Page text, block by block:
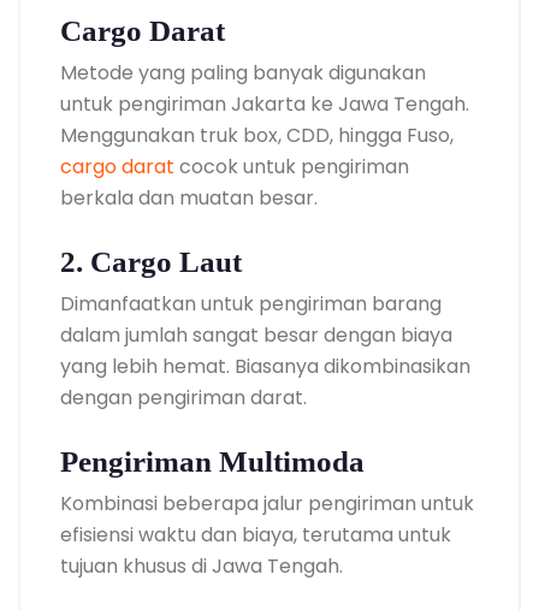
Cargo Darat
Metode yang paling banyak digunakan
untuk pengiriman Jakarta ke Jawa Tengah.
Menggunakan truk box, CDD, hingga Fuso,
cargo darat cocok untuk pengiriman
berkala dan muatan besar.
2. Cargo Laut
Dimanfaatkan untuk pengiriman barang
dalam jumlah sangat besar dengan biaya
yang lebih hemat. Biasanya dikombinasikan
dengan pengiriman darat.
Pengiriman Multimoda
Kombinasi beberapa jalur pengiriman untuk
efisiensi waktu dan biaya, terutama untuk
tujuan khusus di Jawa Tengah.